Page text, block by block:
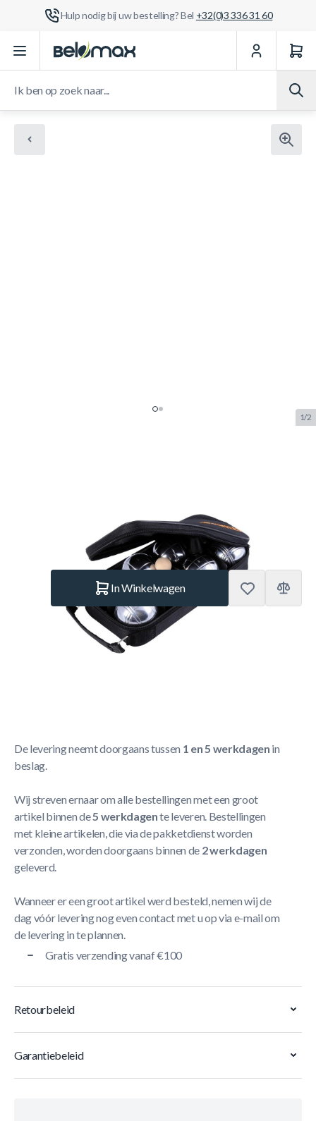
Hulp nodig bij uw bestelling? Bel +32(0)3 336 31 60
Ga naar de inhoud
1/2
Buffalo
Op voorraad
In Winkelwagen
De levering neemt doorgaans tussen 1 en 5 werkdagen in
beslag.
Wij streven ernaar om alle bestellingen met een groot
artikel binnen de5 werkdagente leveren. Bestellingen
met kleine artikelen, die via de pakketdienst worden
verzonden, worden doorgaans binnen de 2 werkdagen
geleverd.
Wanneer er een groot artikel werd besteld, nemen wij de
dag vóór levering nog even contact met u op via e-mail om
de levering in te plannen.
Gratis verzending vanaf €100
Retourbeleid
Garantiebeleid